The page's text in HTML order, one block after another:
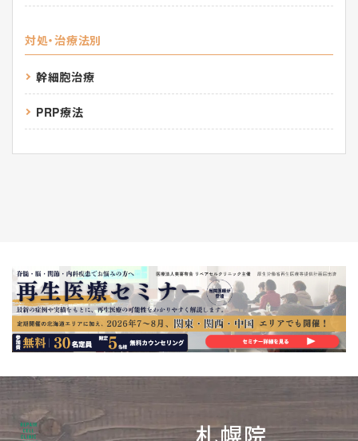
対処・治療法別
幹細胞治療
PRP療法